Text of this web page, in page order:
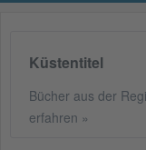
Küstentitel
Bücher aus der
erfahren »